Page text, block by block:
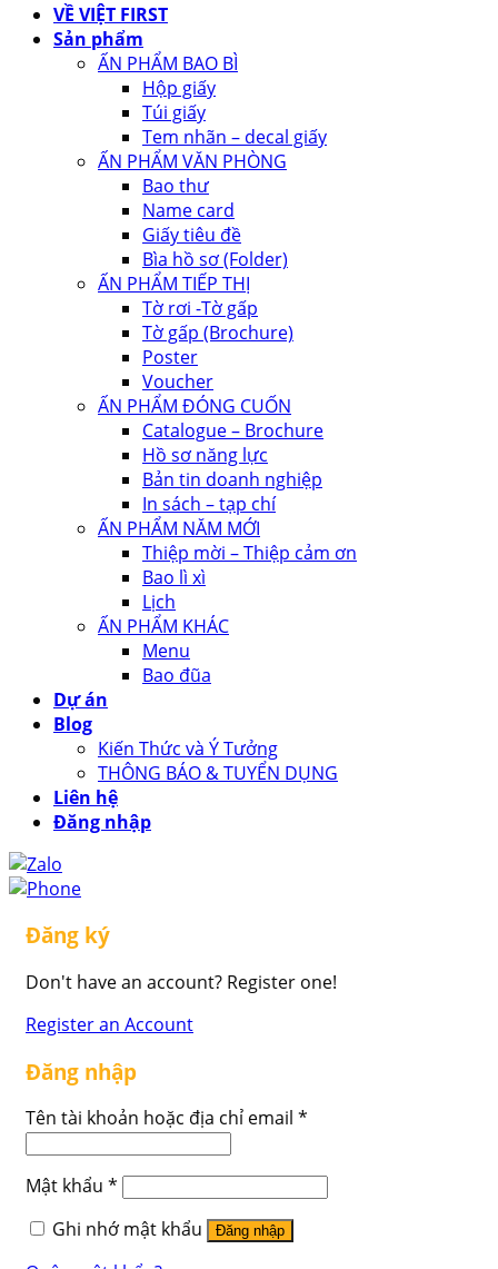
VỀ VIỆT FIRST
Sản phẩm
ẤN PHẨM BAO BÌ
Hộp giấy
Túi giấy
Tem nhãn – decal giấy
ẤN PHẨM VĂN PHÒNG
Bao thư
Name card
Giấy tiêu đề
Bìa hồ sơ (Folder)
ẤN PHẨM TIẾP THỊ
Tờ rơi -Tờ gấp
Tờ gấp (Brochure)
Poster
Voucher
ẤN PHẨM ĐÓNG CUỐN
Catalogue – Brochure
Hồ sơ năng lực
Bản tin doanh nghiệp
In sách – tạp chí
ẤN PHẨM NĂM MỚI
Thiệp mời – Thiệp cảm ơn
Bao lì xì
Lịch
ẤN PHẨM KHÁC
Menu
Bao đũa
Dự án
Blog
Kiến Thức và Ý Tưởng
THÔNG BÁO & TUYỂN DỤNG
Liên hệ
Đăng nhập
Đăng ký
Don't have an account? Register one!
Register an Account
Đăng nhập
Tên tài khoản hoặc địa chỉ email *
Mật khẩu *
Ghi nhớ mật khẩu
Đăng nhập